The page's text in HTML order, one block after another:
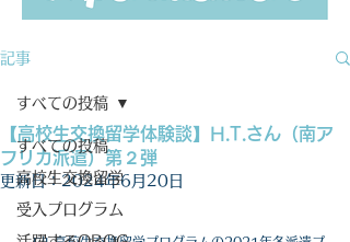
記事
すべての投稿
高校生交換留学
受入プログラム
すべての投稿
【高校生交換留学体験談】H.T.さん（南ア
フリカ派遣）第２弾
更新日：2024年6月20日